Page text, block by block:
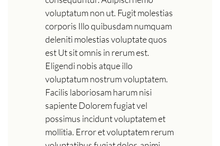
voluptatum non ut. Fugit molestias
corporis Illo quibusdam numquam
deleniti molestias voluptate quos
est Ut sit omnis in rerum est.
Eligendi nobis atque illo
voluptatum nostrum voluptatem.
Facilis laboriosam harum nisi
sapiente Dolorem fugiat vel
possimus incidunt voluptatem et
mollitia. Error et voluptatem rerum